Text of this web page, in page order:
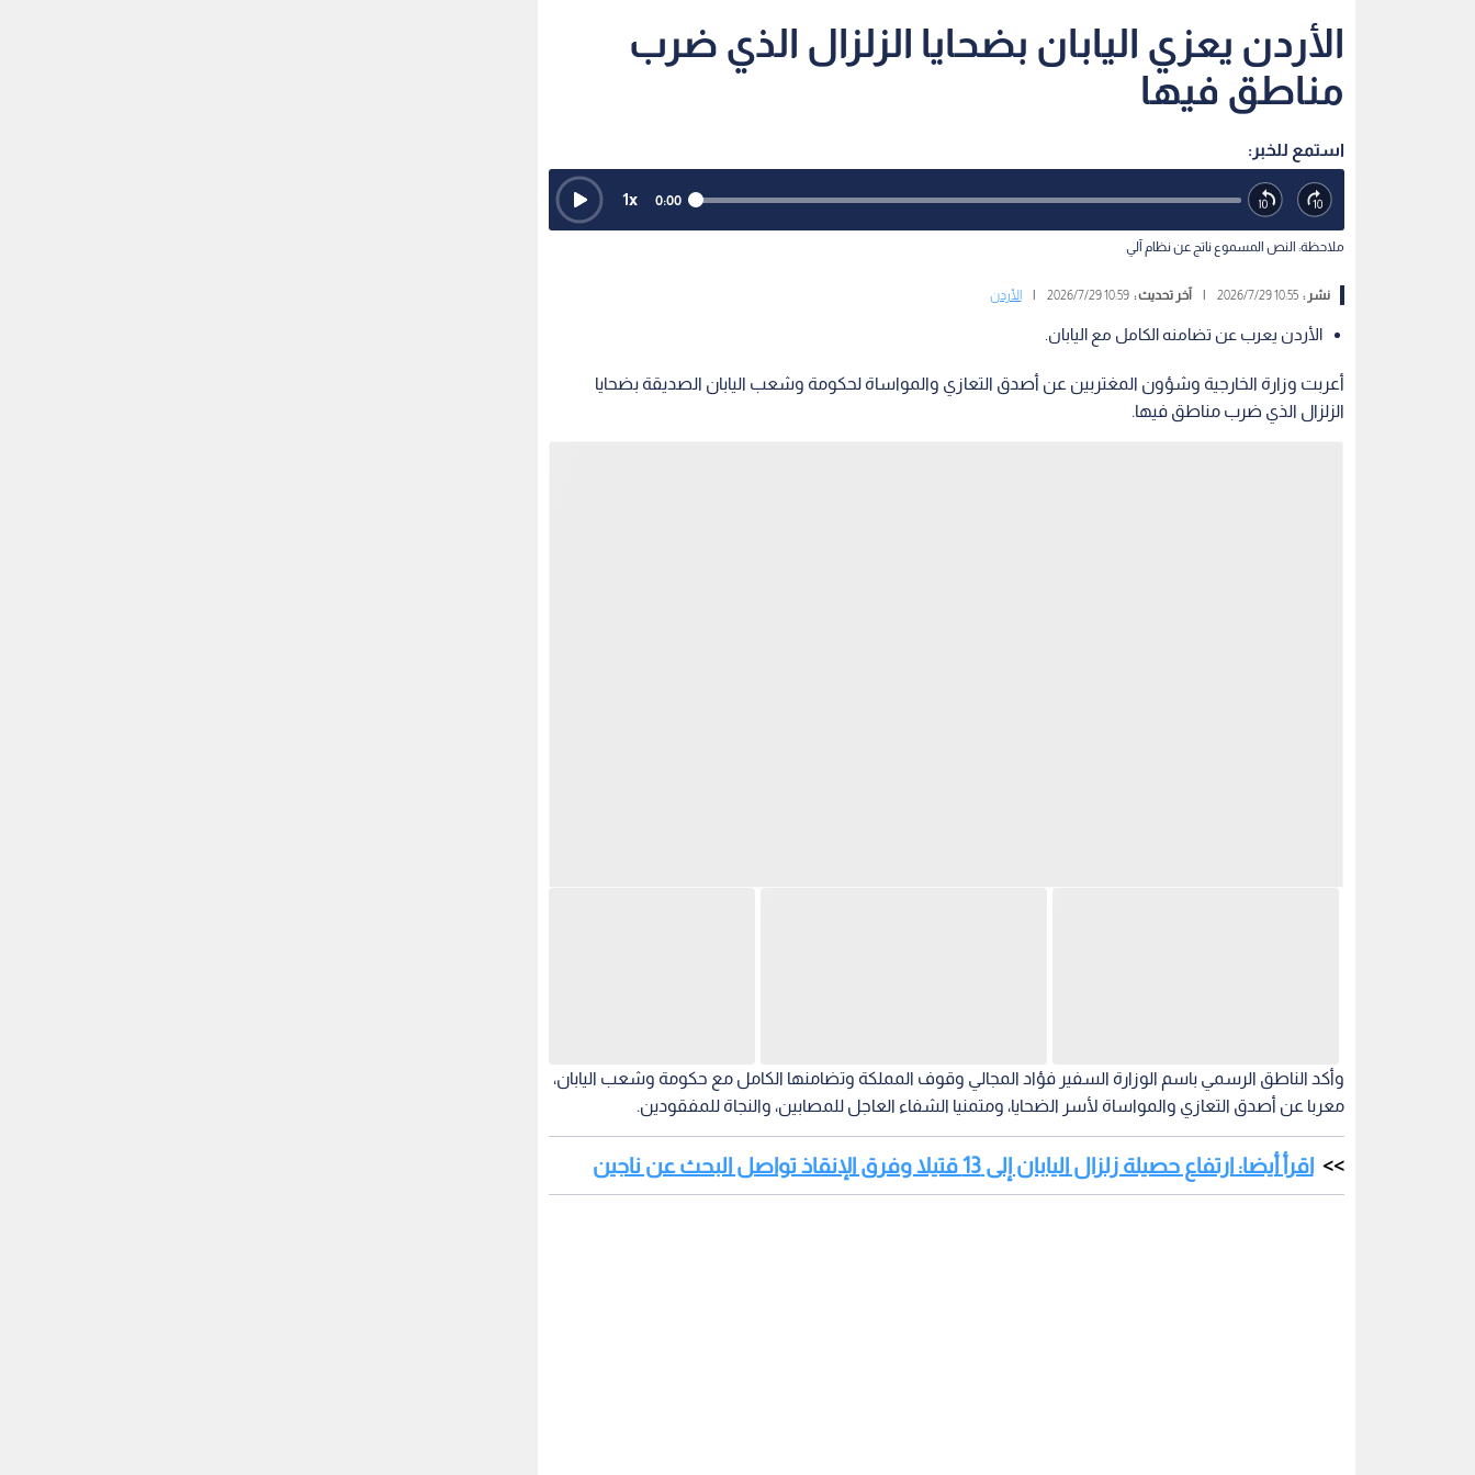
الأردن يعزي اليابان بضحايا الزلزال الذي ضرب
مناطق فيها
استمع للخبر:
0:00
1x
ملاحظة: النص المسموع ناتج عن نظام آلي
نشر :10:55 2026/7/29 آخر تحديث :10:59 2026/7/29 الأردن
الأردن يعرب عن تضامنه الكامل مع اليابان.
أعربت وزارة الخارجية وشؤون المغتربين عن أصدق التعازي والمواساة لحكومة وشعب اليابان الصديقة بضحايا
الزلزال الذي ضرب مناطق فيها.
وأكد الناطق الرسمي باسم الوزارة السفير فؤاد المجالي وقوف المملكة وتضامنها الكامل مع حكومة وشعب اليابان،
معربا عن أصدق التعازي والمواساة لأسر الضحايا، ومتمنيا الشفاء العاجل للمصابين، والنجاة للمفقودين.
اقرأ أيضا: ارتفاع حصيلة زلزال اليابان إلى 13 قتيلا وفرق الإنقاذ تواصل البحث عن ناجين